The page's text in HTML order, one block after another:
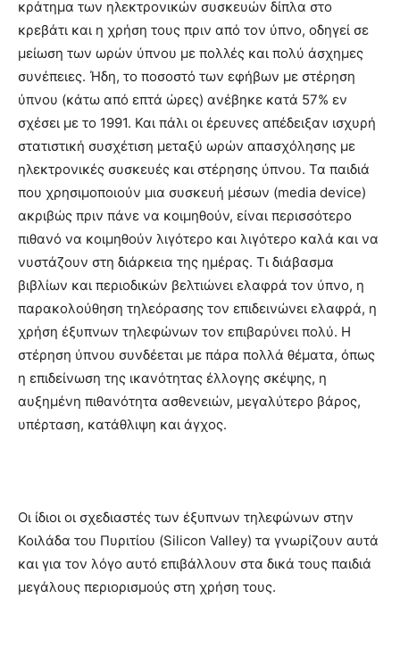
κράτημα των ηλεκτρονικών συσκευών δίπλα στο
κρεβάτι και η χρήση τους πριν από τον ύπνο, οδηγεί σε
μείωση των ωρών ύπνου με πολλές και πολύ άσχημες
συνέπειες. Ήδη, το ποσοστό των εφήβων με στέρηση
ύπνου (κάτω από επτά ώρες) ανέβηκε κατά 57% εν
σχέσει με το 1991. Και πάλι οι έρευνες απέδειξαν ισχυρή
στατιστική συσχέτιση μεταξύ ωρών απασχόλησης με
ηλεκτρονικές συσκευές και στέρησης ύπνου. Τα παιδιά
που χρησιμοποιούν μια συσκευή μέσων (media device)
ακριβώς πριν πάνε να κοιμηθούν, είναι περισσότερο
πιθανό να κοιμηθούν λιγότερο και λιγότερο καλά και να
νυστάζουν στη διάρκεια της ημέρας. Τι διάβασμα
βιβλίων και περιοδικών βελτιώνει ελαφρά τον ύπνο, η
παρακολούθηση τηλεόρασης τον επιδεινώνει ελαφρά, η
χρήση έξυπνων τηλεφώνων τον επιβαρύνει πολύ. Η
στέρηση ύπνου συνδέεται με πάρα πολλά θέματα, όπως
η επιδείνωση της ικανότητας έλλογης σκέψης, η
αυξημένη πιθανότητα ασθενειών, μεγαλύτερο βάρος,
υπέρταση, κατάθλιψη και άγχος.
Οι ίδιοι οι σχεδιαστές των έξυπνων τηλεφώνων στην
Κοιλάδα του Πυριτίου (Silicon Valley) τα γνωρίζουν αυτά
και για τον λόγο αυτό επιβάλλουν στα δικά τους παιδιά
μεγάλους περιορισμούς στη χρήση τους.